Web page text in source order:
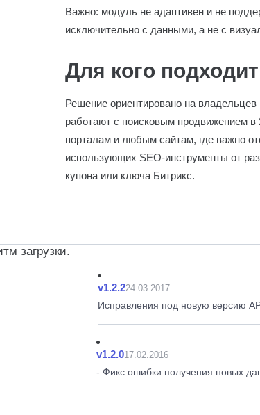
Важно: модуль не адаптивен и не
исключительно с данными, а не с
Для кого
Решение ориентировано на
работают с поисковым продвижением
порталам и любым сайтам, где важно
использующих SEO-инструменты от
купона или ключа Битрикс.
загрузки.
v1.2.224.03.2017
Исправления под новую версию
v1.2.017.02.2016
- Фикс ошибки получения новых